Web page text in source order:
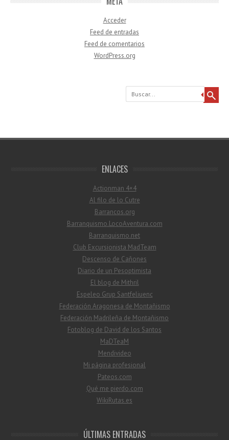
Acceder
Feed de entradas
Feed de comentarios
WordPress.org
Buscar
ENLACES
Actionman 4×4
Al filo de lo Cutre
Barrancos.org
Barranquismo.LocoAventura.com
Barranquismo.net
Club Excursionista MadTeam
Descenso de Cañones
Diario de un Pesoptimista
El blog de Mithril
Espeleo Grup Santfeliuenc
Federación Aragonesa de Montañismo
Federación Madrileña de Montañismo
Fotoblog de David de los Santos
MaDTeaM
Mendivideo
Mi página profesional
Pateos.com
Qué me pierdo.com
WikiRutas.es
ÚLTIMAS ENTRADAS